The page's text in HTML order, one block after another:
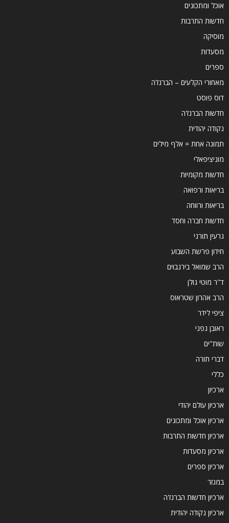
אוכל ומתכונים
חדשות התרבות
מוסיקה
מסעדות
ספרים
מאחורי הקלעים – הברנז'ה
דוס פוסט
חדשות הברנז'ה
נקודה יהודית
תמונה אחת = אלף מילים
מוניציפאלי
חדשות מקומיות
בריאות ורפואה
בריאות ורווחה
חדשות חברה וחסד
גרעין תורני
חידון פרשת השבוע
הרב שמואל בירנבוים
ד''ר מוטי גולן
הרב אהרון שטראוס
ציפי לידר
ראובן גפני
שות"ים
דברי תורה
כללי
ארכיון
ארכיון עולם יהודי
ארכיון אוכל ומתכונים
ארכיון חדשות התרבות
ארכיון מסעדות
ארכיון ספרים
במגזר
ארכיון חדשות הברנז'ה
ארכיון נקודה יהודית